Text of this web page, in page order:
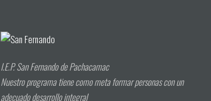
I.E.P. San Fernando de Pachacamac
Nuestro programa tiene como meta formar personas con un
adecuado desarrollo integral